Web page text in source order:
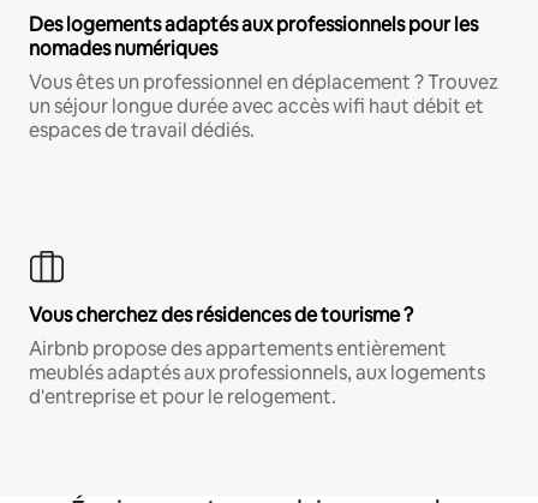
Des logements adaptés aux professionnels pour les
nomades numériques
Vous êtes un professionnel en déplacement ? Trouvez
un séjour longue durée avec accès wifi haut débit et
espaces de travail dédiés.
Vous cherchez des résidences de tourisme ?
Airbnb propose des appartements entièrement
meublés adaptés aux professionnels, aux logements
d'entreprise et pour le relogement.